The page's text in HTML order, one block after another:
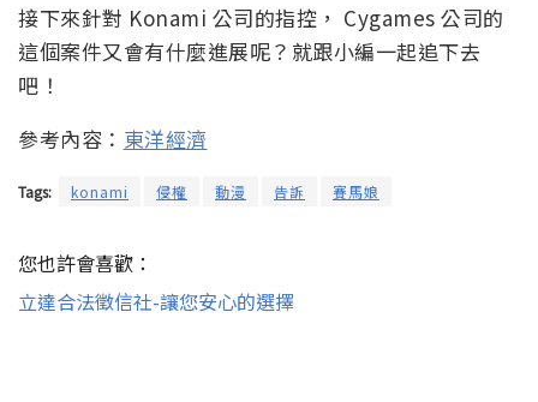
接下來針對 Konami 公司的指控， Cygames 公司的
這個案件又會有什麼進展呢？就跟小編一起追下去
吧！
參考內容： 東洋經濟
Tags: konami 侵權 動漫 告訴 賽馬娘
您也許會喜歡：
立達合法徵信社-讓您安心的選擇